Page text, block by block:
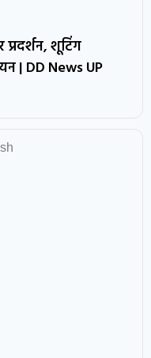
प्रदर्शन, शूटिंग
| DD News UP